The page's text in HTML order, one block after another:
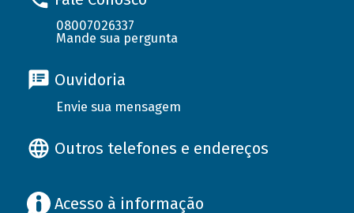
08007026337
Mande sua pergunta
Ouvidoria
Envie sua mensagem
Outros telefones e endereços
Acesso à informação